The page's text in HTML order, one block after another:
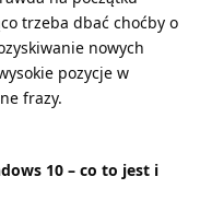
trzeba dbać choćby o
nowych
pozycje w
frazy.
10 – co to jest i